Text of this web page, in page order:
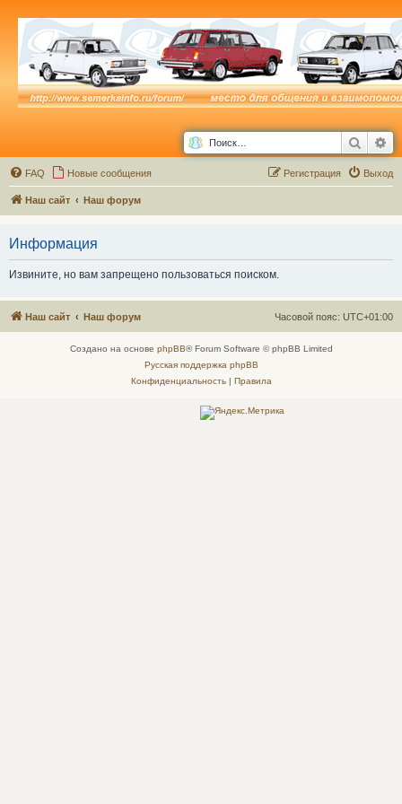
Поиск
FAQ Новые сообщения Выход
Регистрация
Наш сайт Наш форум
Информация
Извините, но вам запрещено пользоваться поиском.
Наш сайт Наш форум Часовой пояс: UTC+01:00
Создано на основе phpBB® Forum Software © phpBB Limited
Русская поддержка phpBB
Конфиденциальность| Правила